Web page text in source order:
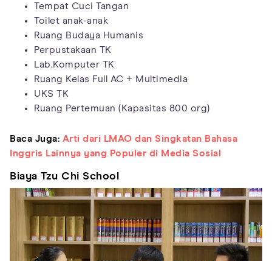
Tempat Cuci Tangan
Toilet anak-anak
Ruang Budaya Humanis
Perpustakaan TK
Lab.Komputer TK
Ruang Kelas Full AC + Multimedia
UKS TK
Ruang Pertemuan (Kapasitas 800 org)
Baca Juga: Arti dari LMAO dan Singkatan Bahasa
Inggris Lainnya yang Populer di Media Sosial
Biaya Tzu Chi School